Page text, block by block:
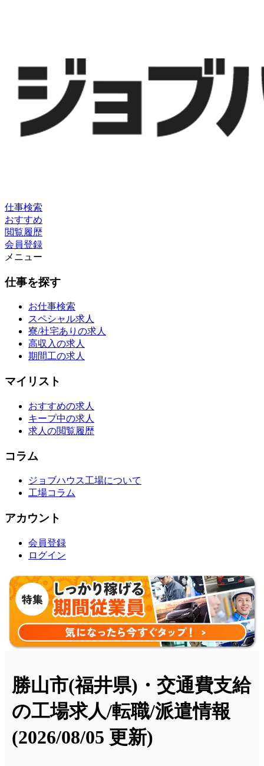
仕事検索
おすすめ
閲覧履歴
会員登録
メニュー
仕事を探す
お仕事検索
スペシャル求人
寮/社宅ありの求人
高収入の求人
期間工の求人
マイリスト
おすすめの求人
キープ中の求人
求人の閲覧履歴
コラム
ジョブハウス工場について
工場コラム
アカウント
会員登録
ログイン
勝山市(福井県)・交通費支給
の工場求人/転職/派遣情報
(2026/08/05 更新)